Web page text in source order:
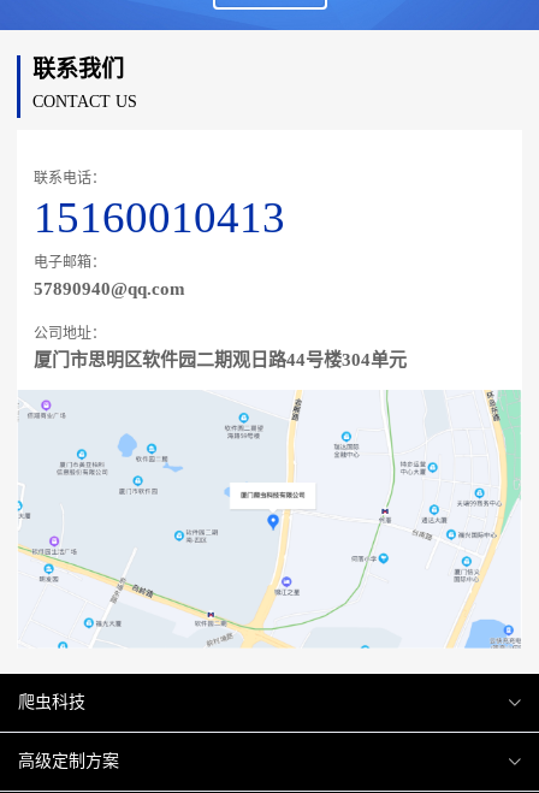
联系我们
CONTACT US
联系电话：
15160010413
电子邮箱：
57890940@qq.com
公司地址：
厦门市思明区软件园二期观日路44号楼304单元
爬虫科技
爬虫案例
高级定制方案